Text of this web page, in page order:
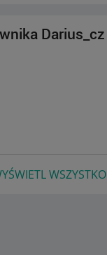
Darius_cz
WSZYSTKO